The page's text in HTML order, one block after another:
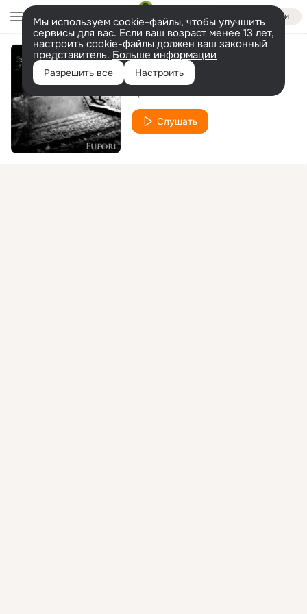
Войти
Мы используем cookie-файлы, чтобы улучшить
сервисы для вас. Если ваш возраст менее 13 лет,
настроить cookie-файлы должен ваш законный
представитель. Больше информации
Разрешить все Настроить
Morgondagen
Слушать